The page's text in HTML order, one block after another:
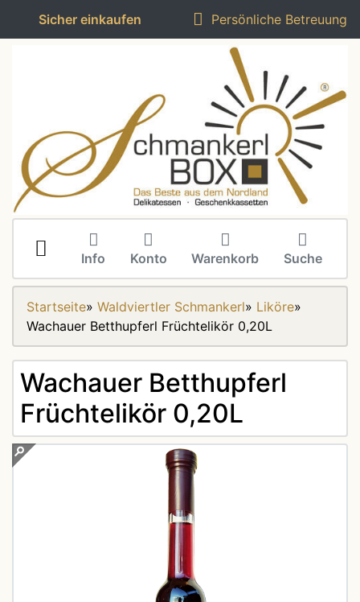
Sicher einkaufen Persönliche Betreuung
Info Konto Warenkorb Suche
Startseite» Waldviertler Schmankerl» Liköre»
Wachauer Betthupferl Früchtelikör 0,20L
Wachauer Betthupferl
Früchtelikör 0,20L